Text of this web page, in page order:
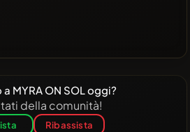
MYRA ON SOL oggi?
della comunità!
Ribassista